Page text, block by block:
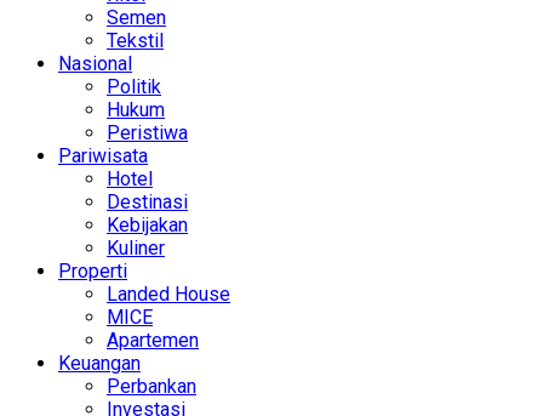
Semen
Tekstil
Nasional
Politik
Hukum
Peristiwa
Pariwisata
Hotel
Destinasi
Kebijakan
Kuliner
Properti
Landed House
MICE
Apartemen
Keuangan
Perbankan
Investasi